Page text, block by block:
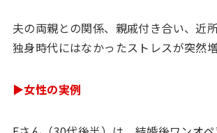
夫の両親との関係、親戚付き合い、
独身時代にはなかったストレスが突然増
▶女性の実例